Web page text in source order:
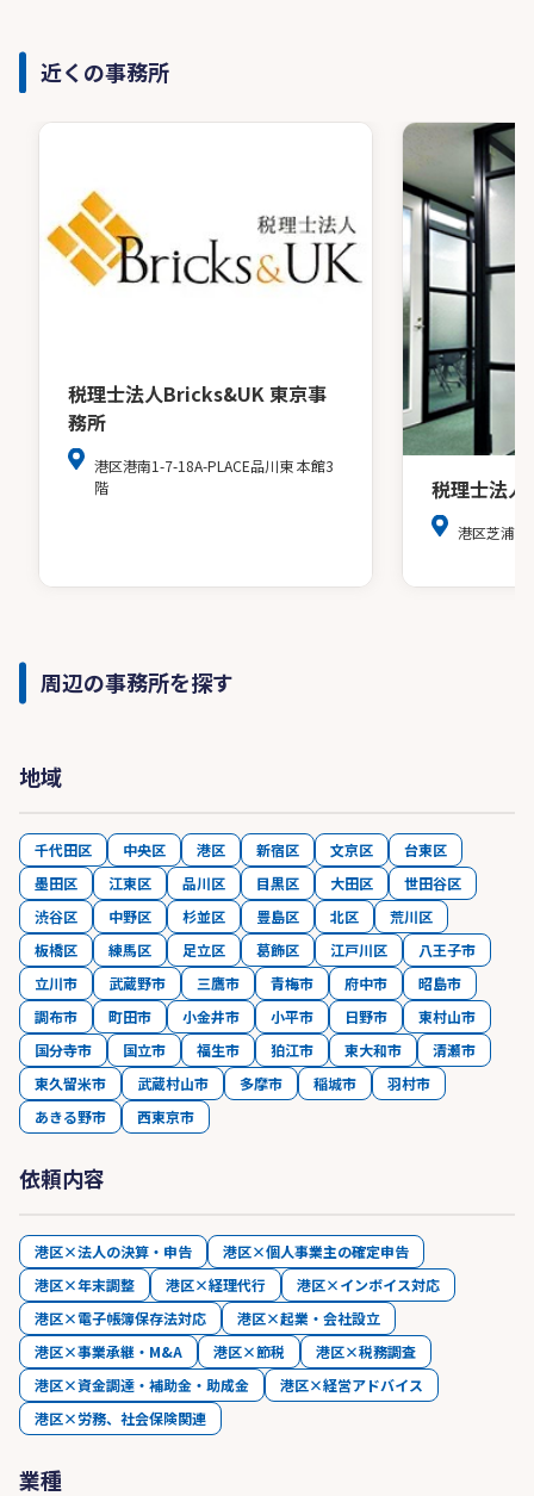
近くの事務所
税理士法人Bricks&UK 東京事
務所
港区港南1-7-18A-PLACE品川東 本館3
階
税理士法人
港区芝浦３
周辺の事務所を探す
地域
千代田区 中央区 港区 新宿区 文京区
台東区
墨田区
江東区 品川区 目黒区 大田区
世田谷区
渋谷区
中野区 杉並区 豊島区 北区
荒川区
板橋区
練馬区 足立区 葛飾区 江戸川区
八王子市
立川市
武蔵野市 三鷹市 青梅市 府中市
昭島市
調布市
町田市 小金井市 小平市 日野市
東村山市
国分寺市
国立市 福生市 狛江市 東大和市
清瀬市
東久留米市
武蔵村山市 多摩市 稲城市
羽村市
あきる野市
西東京市
依頼内容
港区×法人の決算・申告
港区×個人事業主の確定申告
港区×年末調整
港区×経理代行
港区×インボイス対応
港区×電子帳簿保存法対応
港区×起業・会社設立
港区×事業承継・M&A
港区×節税
港区×税務調査
港区×資金調達・補助金・助成金
港区×経営アドバイス
港区×労務、社会保険関連
業種